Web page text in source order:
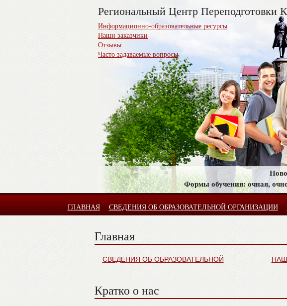
Региональный Центр Переподготовки
Информационно-образовательные ресурсы
Наши заказчики
Отзывы
Часто задаваемые вопросы
Формы обучения: очная,
ГЛАВНАЯ СВЕДЕНИЯ ОБ ОБРАЗОВАТЕЛЬНОЙ ОРГАНИЗАЦИИ
Главная
СВЕДЕНИЯ ОБ ОБРАЗОВАТЕЛЬНОЙ
Кратко о нас